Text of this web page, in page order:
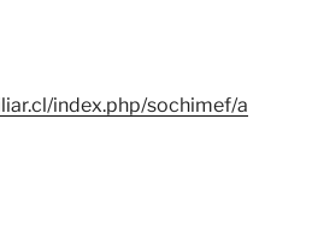
index.php/sochimef/a